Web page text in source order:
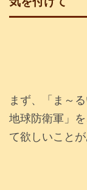
まず、「ま～
地球防衛軍」
て欲しいことが